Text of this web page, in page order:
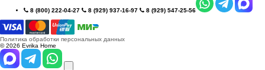
8 (800) 222-04-27 8 (929) 937-16-97 8 (929) 547-25-56
Политика обработки персональных данных
© 2026 Evrika Home